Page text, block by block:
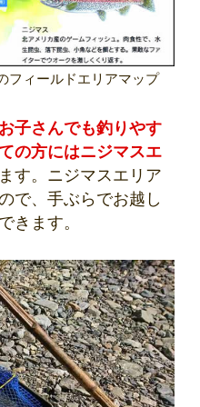
フィールドエリアマップ
子さんでも釣りやす
の方にはニジマスエ
す。ニジマスエリア
で、手ぶらでお越し
きます。